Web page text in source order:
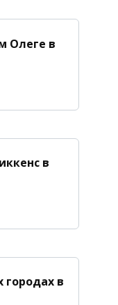
Олеге в
в
городах в